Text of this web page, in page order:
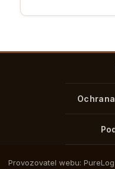
Provozovatel webu: